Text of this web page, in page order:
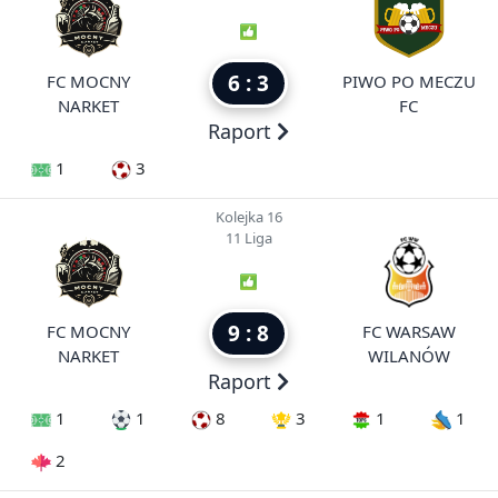
FC MOCNY
NARKET
6 : 3
Raport
PIWO PO MECZU
FC
1 3
FC MOCNY
NARKET
Kolejka 16
11 Liga
9 : 8
Raport
FC WARSAW
WILANÓW
1 1 8 3 1
1
2